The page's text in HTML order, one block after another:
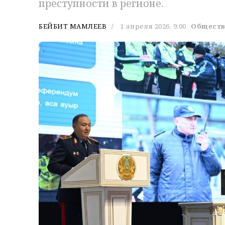
преступности в регионе.
БЕЙБИТ МАМЛЕЕВ 1 апреля 2026, 9:00